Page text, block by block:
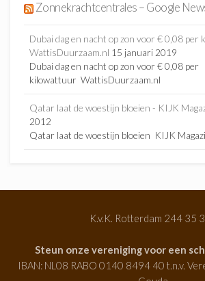
Zonnekrachtcentrales – Google
Dubai dag en nacht op zon voor € 0,08 per
WattisDuurzaam.nl 15 januari 2019
Dubai dag en nacht op zon voor € 0,08 per
kilowattuur WattisDuurzaam.nl
Qatar laat de woestijn bloeien - KIJK
2012
Qatar laat de woestijn bloeien KIJK
K.v.K. Rotterdam 244 35
Steun onze vereniging voor een
IBAN: NL08 RABO 0140 8494 40 t.n.v.